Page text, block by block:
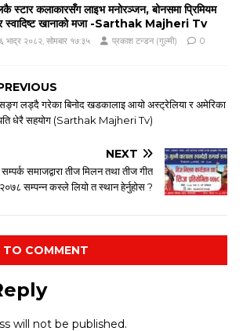
स्टार कलाकारसँग लाइभ मनोरञ्जन, बोनसमा प्रिमियम
र स्वादिष्ट खानाको मजा -Sarthak Majheri Tv
भाद्र २०८२, सोमबार १७:३५ प्रकाश टन्डन (गुल्मी) 0
लड्दै गरेका बिनोद खडकालाइ आयो अस्ट्रेलिया र अमेरिका
धेरै सहयोग (Sarthak Majheri Tv)
NEXT
सम्पर्क समाजद्वारा तीज मिलन तथा तीज गीत
२०७८ सम्पन्न कस्ले लियो त स्थान हेर्नुहोस ?
TO COMMENT
will not be published.